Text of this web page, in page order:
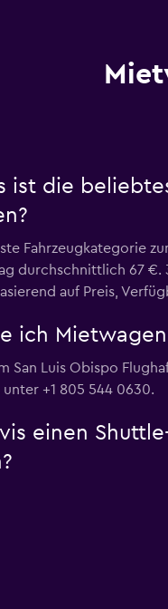
ist die
Fahrzeugkategorie
durchschnittlich 67 €.
auf Preis,
ich Mietwagen
San Luis Obispo
+1 805 544 0630.
einen